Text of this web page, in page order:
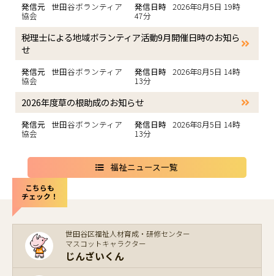
発信元 世田谷ボランティア
協会
発信日時 2026年8月5日 19時
47分
税理士による地域ボランティア活動9月開催日時のお知ら
せ
発信元 世田谷ボランティア
協会
発信日時 2026年8月5日 14時
13分
2026年度草の根助成のお知らせ
発信元 世田谷ボランティア
協会
発信日時 2026年8月5日 14時
13分
福祉ニュース一覧
こちらも
チェック！
世田谷区福祉人材育成・研修センター
マスコットキャラクター
じんざいくん